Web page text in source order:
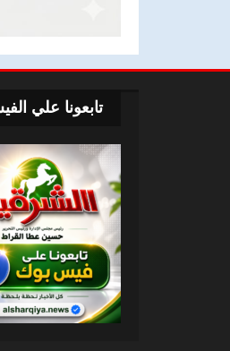
تابعونا علي